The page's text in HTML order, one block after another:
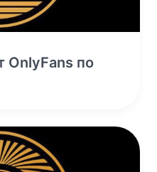
OnlyFans по